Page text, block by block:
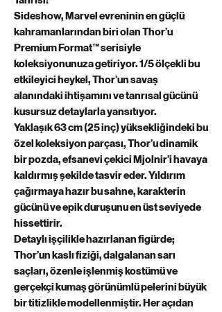
Sideshow, Marvel evreninin en güçlü
kahramanlarından biri olan Thor’u
Premium Format™ serisiyle
koleksiyonunuza getiriyor. 1/5 ölçekli bu
etkileyici heykel, Thor’un savaş
alanındaki ihtişamını ve tanrısal gücünü
kusursuz detaylarla yansıtıyor.
Yaklaşık 63 cm (25 inç) yüksekliğindeki bu
özel koleksiyon parçası, Thor’u dinamik
bir pozda, efsanevi çekici Mjolnir’i havaya
kaldırmış şekilde tasvir eder. Yıldırım
çağırmaya hazır bu sahne, karakterin
gücünü ve epik duruşunu en üst seviyede
hissettirir.
Detaylı işçilikle hazırlanan figürde;
Thor’un kaslı fiziği, dalgalanan sarı
saçları, özenle işlenmiş kostümü ve
gerçekçi kumaş görünümlü pelerini büyük
bir titizlikle modellenmiştir. Her açıdan